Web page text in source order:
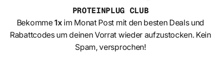
PROTEINPLUG CLUB
Bekomme1xim Monat Post mit den besten Deals und
Rabattcodes um deinen Vorrat wieder aufzustocken. Kein
Spam, versprochen!